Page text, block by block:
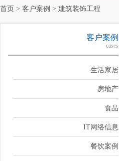
首页 > 客户案例 > 建筑装饰工程
客户案例
cases
生活家居
房地产
食品
IT网络信息
餐饮案例